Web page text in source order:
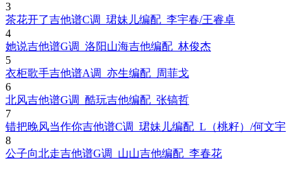
3
茶花开了吉他谱C调_珺妹儿编配_李宇春/王睿卓
4
她说吉他谱G调_洛阳山海吉他编配_林俊杰
5
衣柜歌手吉他谱A调_亦生编配_周菲戈
6
北风吉他谱G调_酷玩吉他编配_张镐哲
7
错把晚风当作你吉他谱C调_珺妹儿编配_L（桃籽）/何文宇
8
公子向北走吉他谱G调_山山吉他编配_李春花